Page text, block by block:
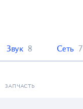
Звук 8 Сеть 7
ЗАПЧАСТЬ